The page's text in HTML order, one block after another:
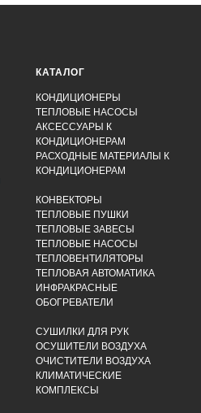
КАТАЛОГ
КОНДИЦИОНЕРЫ
ТЕПЛОВЫЕ НАСОСЫ
АКСЕССУАРЫ К
КОНДИЦИОНЕРАМ
РАСХОДНЫЕ МАТЕРИАЛЫ К
КОНДИЦИОНЕРАМ
КОНВЕКТОРЫ
ТЕПЛОВЫЕ ПУШКИ
ТЕПЛОВЫЕ ЗАВЕСЫ
ТЕПЛОВЫЕ НАСОСЫ
ТЕПЛОВЕНТИЛЯТОРЫ
ТЕПЛОВАЯ АВТОМАТИКА
ИНФРАКРАСНЫЕ
ОБОГРЕВАТЕЛИ
СУШИЛКИ ДЛЯ РУК
ОСУШИТЕЛИ ВОЗДУХА
ОЧИСТИТЕЛИ ВОЗДУХА
КЛИМАТИЧЕСКИЕ
КОМПЛЕКСЫ